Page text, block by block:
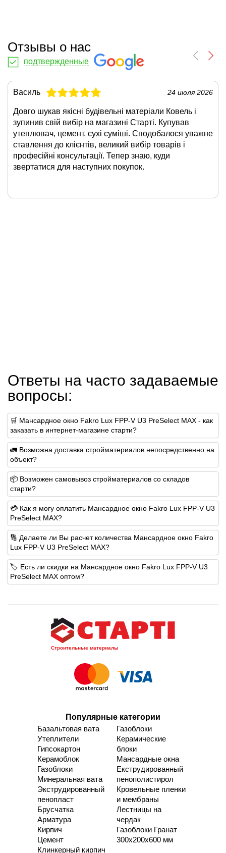
Отзывы о нас
подтвержденные
Василь 24 июля 2026
Довго шукав якісні будівельні матеріали Ковель і
зупинив свій вибір на магазині Старті. Купував
утеплювач, цемент, сухі суміші. Сподобалося уважне
ставлення до клієнтів, великий вибір товарів і
професійні консультації. Тепер знаю, куди
звертатися для наступних покупок.
Ответы на часто задаваемые
вопросы:
🛒 Мансардное окно Fakro Lux FPP-V U3 PreSelect MAX - как
заказать в интернет-магазине старти?
🚛 Возможна доставка стройматериалов непосредственно на
объект?
📦 Возможен самовывоз стройматериалов со складов
старти?
💳 Как я могу оплатить Мансардное окно Fakro Lux FPP-V U3
PreSelect MAX?
🔢 Делаете ли Вы расчет количества Мансардное окно Fakro
Lux FPP-V U3 PreSelect MAX?
🏷️ Есть ли скидки на Мансардное окно Fakro Lux FPP-V U3
PreSelect MAX оптом?
Строительные материалы
Популярные категории
Базальтовая вата
Утеплители
Гипсокартон
Керамоблок
Газоблоки
Минеральная вата
Экструдированный
пенопласт
Брусчатка
Арматура
Кирпич
Цемент
Клинкерный кирпич
Газоблоки
Керамические
блоки
Мансардные окна
Екструдированный
пенополистирол
Кровельные пленки
и мембраны
Лестницы на
чердак
Газоблоки Гранат
300х200х600 мм